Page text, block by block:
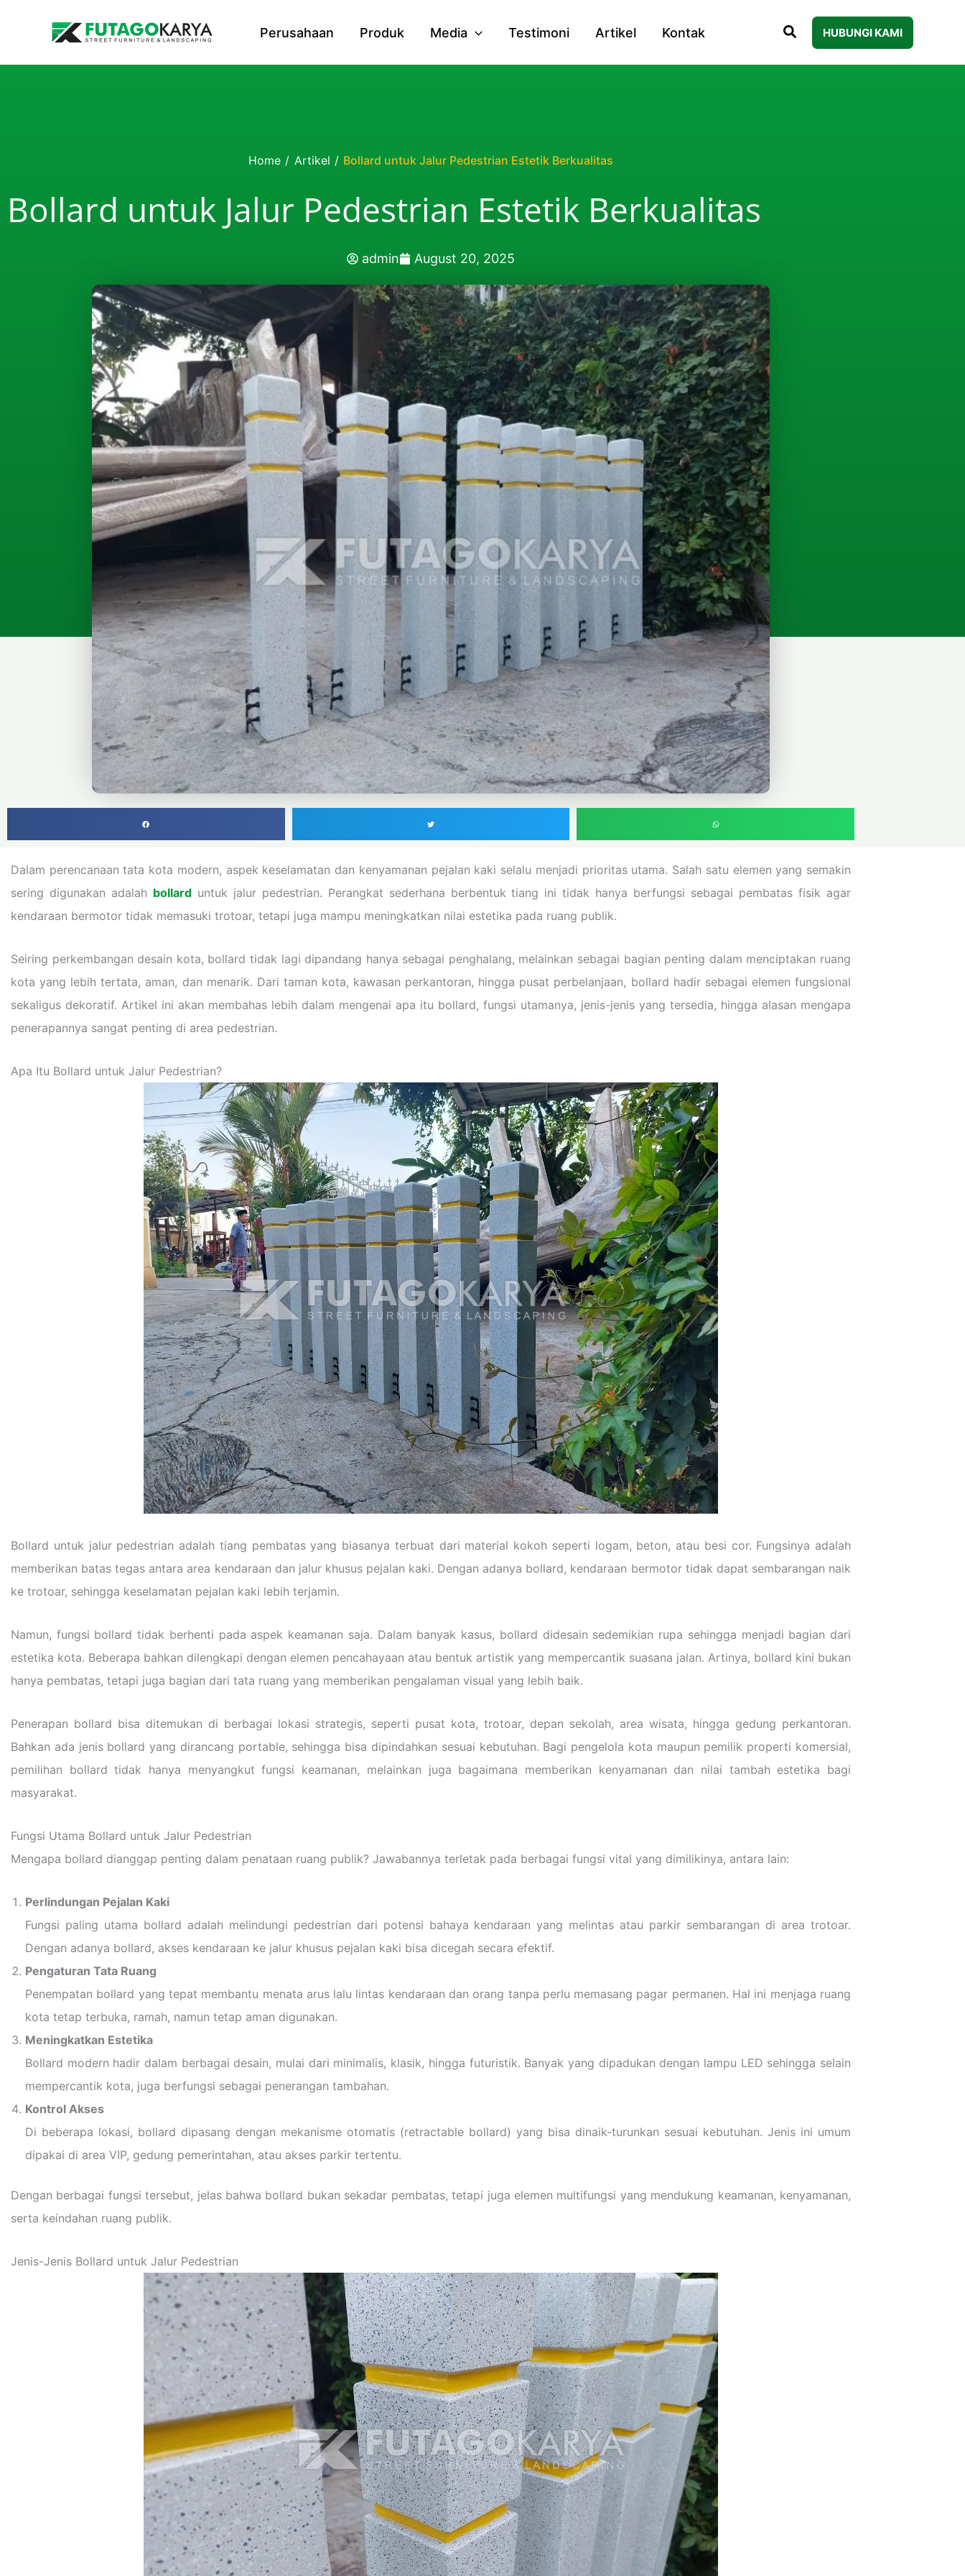
Perusahaan Produk Media Testimoni Artikel Kontak HUBUNGI KAMI
Home / Artikel / Bollard untuk Jalur Pedestrian Estetik Berkualitas
Bollard untuk Jalur Pedestrian Estetik Berkualitas
admin August 20, 2025
Dalam perencanaan tata kota modern, aspek keselamatan dan kenyamanan pejalan kaki selalu menjadi prioritas utama. Salah satu elemen yang semakin
sering digunakan adalah bollard untuk jalur pedestrian. Perangkat sederhana berbentuk tiang ini tidak hanya berfungsi sebagai pembatas fisik agar
kendaraan bermotor tidak memasuki trotoar, tetapi juga mampu meningkatkan nilai estetika pada ruang publik.
Seiring perkembangan desain kota, bollard tidak lagi dipandang hanya sebagai penghalang, melainkan sebagai bagian penting dalam menciptakan ruang
kota yang lebih tertata, aman, dan menarik. Dari taman kota, kawasan perkantoran, hingga pusat perbelanjaan, bollard hadir sebagai elemen fungsional
sekaligus dekoratif. Artikel ini akan membahas lebih dalam mengenai apa itu bollard, fungsi utamanya, jenis-jenis yang tersedia, hingga alasan mengapa
penerapannya sangat penting di area pedestrian.
Apa Itu Bollard untuk Jalur Pedestrian?
Bollard untuk jalur pedestrian adalah tiang pembatas yang biasanya terbuat dari material kokoh seperti logam, beton, atau besi cor. Fungsinya adalah
memberikan batas tegas antara area kendaraan dan jalur khusus pejalan kaki. Dengan adanya bollard, kendaraan bermotor tidak dapat sembarangan naik
ke trotoar, sehingga keselamatan pejalan kaki lebih terjamin.
Namun, fungsi bollard tidak berhenti pada aspek keamanan saja. Dalam banyak kasus, bollard didesain sedemikian rupa sehingga menjadi bagian dari
estetika kota. Beberapa bahkan dilengkapi dengan elemen pencahayaan atau bentuk artistik yang mempercantik suasana jalan. Artinya, bollard kini bukan
hanya pembatas, tetapi juga bagian dari tata ruang yang memberikan pengalaman visual yang lebih baik.
Penerapan bollard bisa ditemukan di berbagai lokasi strategis, seperti pusat kota, trotoar, depan sekolah, area wisata, hingga gedung perkantoran.
Bahkan ada jenis bollard yang dirancang portable, sehingga bisa dipindahkan sesuai kebutuhan. Bagi pengelola kota maupun pemilik properti komersial,
pemilihan bollard tidak hanya menyangkut fungsi keamanan, melainkan juga bagaimana memberikan kenyamanan dan nilai tambah estetika bagi
masyarakat.
Fungsi Utama Bollard untuk Jalur Pedestrian
Mengapa bollard dianggap penting dalam penataan ruang publik? Jawabannya terletak pada berbagai fungsi vital yang dimilikinya, antara lain:
Perlindungan Pejalan Kaki
Fungsi paling utama bollard adalah melindungi pedestrian dari potensi bahaya kendaraan yang melintas atau parkir sembarangan di area trotoar.
Dengan adanya bollard, akses kendaraan ke jalur khusus pejalan kaki bisa dicegah secara efektif.
Pengaturan Tata Ruang
Penempatan bollard yang tepat membantu menata arus lalu lintas kendaraan dan orang tanpa perlu memasang pagar permanen. Hal ini menjaga ruang
kota tetap terbuka, ramah, namun tetap aman digunakan.
Meningkatkan Estetika
Bollard modern hadir dalam berbagai desain, mulai dari minimalis, klasik, hingga futuristik. Banyak yang dipadukan dengan lampu LED sehingga selain
mempercantik kota, juga berfungsi sebagai penerangan tambahan.
Kontrol Akses
Di beberapa lokasi, bollard dipasang dengan mekanisme otomatis (retractable bollard) yang bisa dinaik-turunkan sesuai kebutuhan. Jenis ini umum
dipakai di area VIP, gedung pemerintahan, atau akses parkir tertentu.
Dengan berbagai fungsi tersebut, jelas bahwa bollard bukan sekadar pembatas, tetapi juga elemen multifungsi yang mendukung keamanan, kenyamanan,
serta keindahan ruang publik.
Jenis-Jenis Bollard untuk Jalur Pedestrian